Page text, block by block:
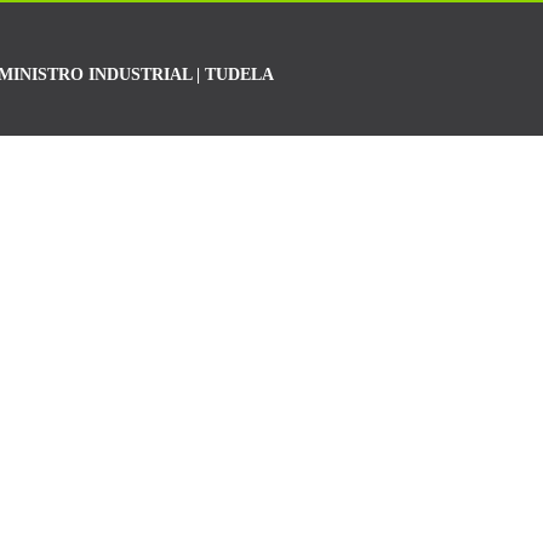
INDUSTRIAL | TUDELA